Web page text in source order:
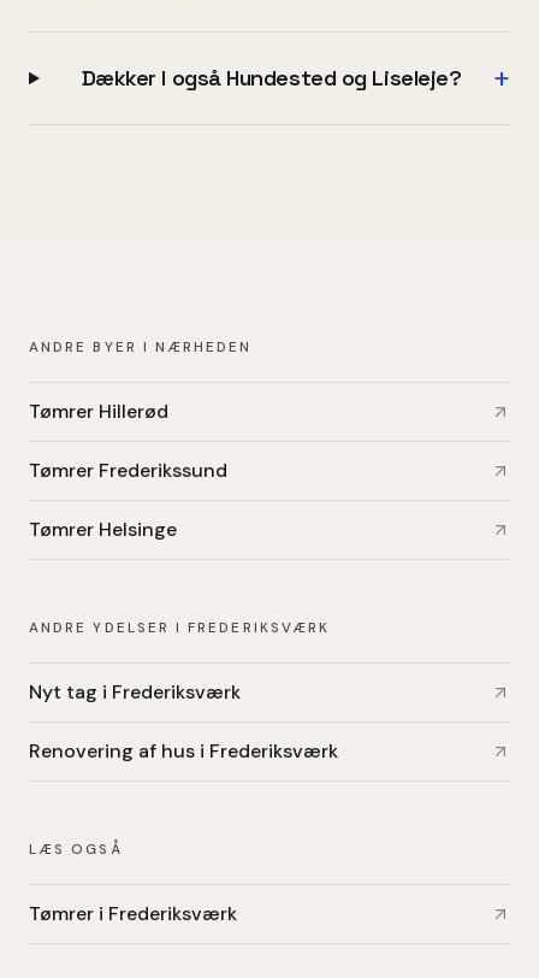
Dækker I også Hundested og Liseleje? +
ANDRE BYER I NÆRHEDEN
Tømrer Hillerød
Tømrer Frederikssund
Tømrer Helsinge
ANDRE YDELSER I FREDERIKSVÆRK
Nyt tag i Frederiksværk
Renovering af hus i Frederiksværk
LÆS OGSÅ
Tømrer i Frederiksværk